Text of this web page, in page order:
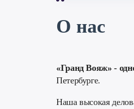
О нас
«Гранд Вояж» -
Петербурге.
Наша высокая